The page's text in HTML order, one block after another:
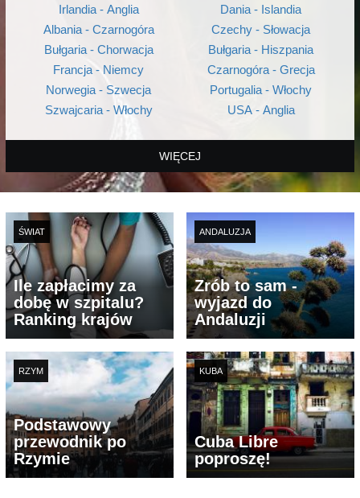
Irlandia - Anglia
Albania - Czarnogóra
Bułgaria - Chorwacja
Francja - Niemcy
Norwegia - Szwecja
Szwajcaria - Włochy
Dania - Islandia
Czechy - Słowacja
Bułgaria - Hiszpania
Czarnogóra - Grecja
Portugalia - Włochy
USA - Anglia
WIĘCEJ
ŚWIAT
Ile zapłacimy za
dobę w szpitalu?
Ranking krajów
ANDALUZJA
Zrób to sam -
wyjazd do
Andaluzji
RZYM
Podstawowy
przewodnik po
Rzymie
KUBA
Cuba Libre
poproszę!